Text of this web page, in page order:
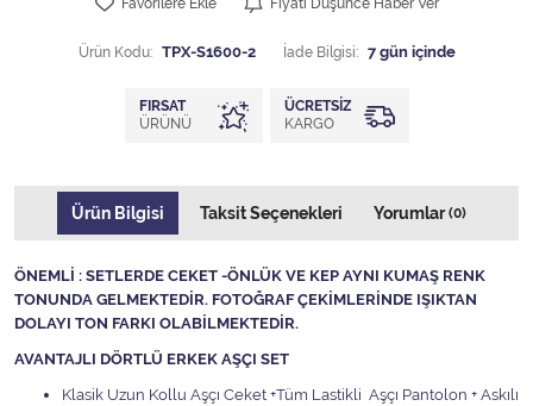
Ürün Kodu: TPX-S1600-2 İade Bilgisi:
FIRSAT
ÜRÜNÜ
ÜCRETSIZ
KARGO
Ürün Bilgisi Taksit Seçenekleri Yorumlar(0)
ÖNEMLİ : SETLERDE CEKET -ÖNLÜK VE KEP AYNI KUMAŞ RENK
TONUNDA GELMEKTEDİR. FOTOĞRAF ÇEKİMLERİNDE IŞIKTAN
DOLAYI TON FARKI OLABİLMEKTEDİR.
AVANTAJLI DÖRTLÜ ERKEK AŞÇI SET
Klasik Uzun Kollu Aşçı Ceket +Tüm Lastikli Aşçı Pantolon + Askılı